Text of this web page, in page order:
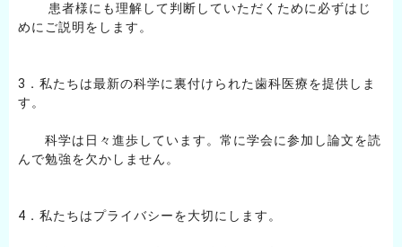
患者様にも理解して判断していただくために必ずはじ
めにご説明をします。
3．私たちは最新の科学に裏付けられた歯科医療を提供しま
す。
科学は日々進歩しています。常に学会に参加し論文を読
んで勉強を欠かしません。
4．私たちはプライバシーを大切にします。